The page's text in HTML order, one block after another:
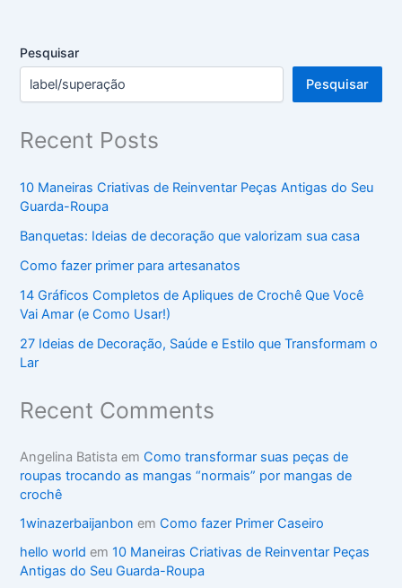
Pesquisar
Pesquisar
Recent Posts
10 Maneiras Criativas de Reinventar Peças Antigas do Seu
Guarda-Roupa
Banquetas: Ideias de decoração que valorizam sua casa
Como fazer primer para artesanatos
14 Gráficos Completos de Apliques de Crochê Que Você
Vai Amar (e Como Usar!)
27 Ideias de Decoração, Saúde e Estilo que Transformam o
Lar
Recent Comments
Angelina Batista em Como transformar suas peças de
roupas trocando as mangas “normais” por mangas de
crochê
1winazerbaijanbon em Como fazer Primer Caseiro
hello world em10 Maneiras Criativas de Reinventar Peças
Antigas do Seu Guarda-Roupa